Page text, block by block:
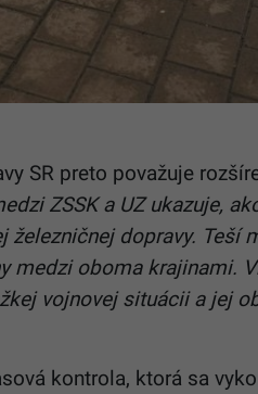
SR preto považuje
ZSSK a UZ ukazuje,
dopravy. Teší
medzi oboma krajinami.
vojnovej situácii a jej
kontrola, ktorá sa